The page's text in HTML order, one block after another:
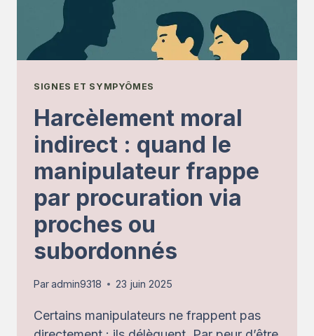
SIMPLEMENT
LES
REPÉRONS-
NOUS
MIEUX
SIGNES ET SYMPYÔMES
Harcèlement moral
indirect : quand le
manipulateur frappe
par procuration via
proches ou
subordonnés
Paradmin9318 23 juin 2025
Certains manipulateurs ne frappent pas